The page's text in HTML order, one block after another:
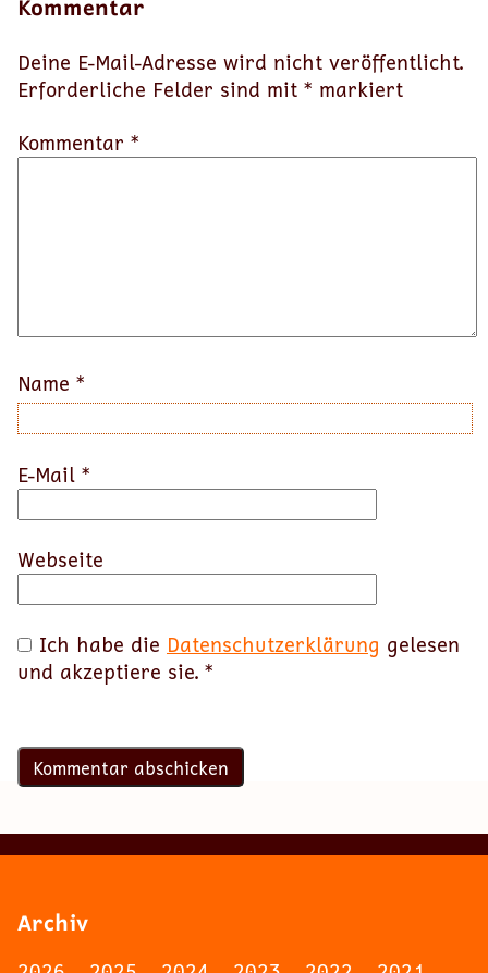
Kommentar
Deine E-Mail-Adresse wird nicht veröffentlicht.
Erforderliche Felder sind mit * markiert
Kommentar *
Name *
E-Mail *
Webseite
Ich habe die Datenschutzerklärung gelesen
und akzeptiere sie. *
Archiv